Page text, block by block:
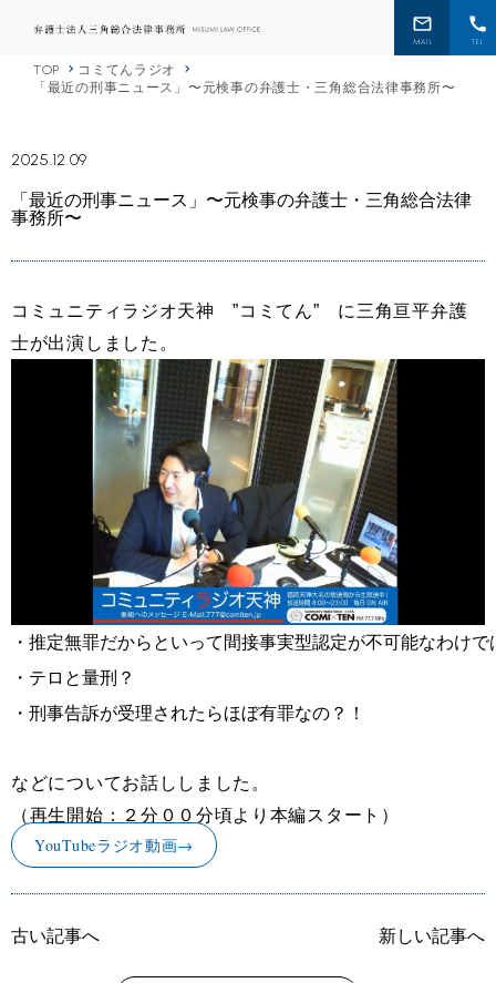
TOP
コミてんラジオ
「最近の刑事ニュース」〜元検事の弁護士・三角総合法律事務所〜
2025.12.09
「最近の刑事ニュース」〜元検事の弁護士・三角総合法律
事務所〜
コミュニティラジオ天神 ”コミてん” に三角亘平弁護
士が出演しました。
・推定無罪だからといって間接事実型認定が不可能なわけで
などについてお話ししました。
（再生開始：２分００分頃より本編スタート）
YouTubeラジオ動画→
古い記事へ 新しい記事へ